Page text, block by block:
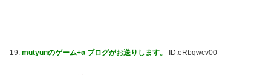
19: mutyunのゲーム+α ブログがお送りします。 ID:eRbqwcv00